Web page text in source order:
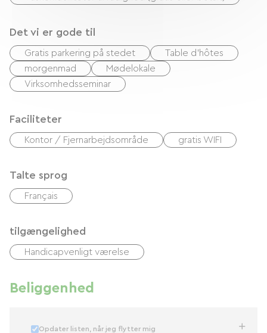
Det vi er gode til
Gratis parkering på stedet
Table d'hôtes
morgenmad
Mødelokale
Virksomhedsseminar
Faciliteter
Kontor / Fjernarbejdsområde gratis WIFI
Talte sprog
Français
tilgængelighed
Handicapvenligt værelse
Beliggenhed
Opdater listen, når jeg flytter mig